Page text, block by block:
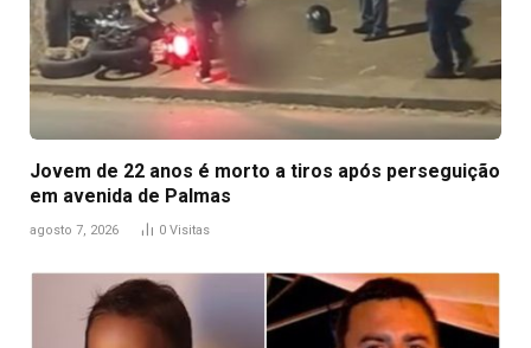
Jovem de 22 anos é morto a tiros após perseguição
em avenida de Palmas
agosto 7, 2026 0 Visitas